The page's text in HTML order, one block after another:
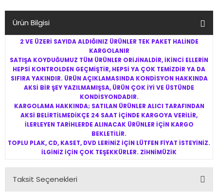
Ürün Bilgisi
2 VE ÜZERİ SAYIDA ALDIĞINIZ ÜRÜNLER TEK PAKET HALİNDE
KARGOLANIR
SATIŞA KOYDUĞUMUZ TÜM ÜRÜNLER ORİJİNALDİR, İKİNCİ ELLERİN
HEPSİ KONTROLDEN GEÇMİŞTİR, HEPSİ YA ÇOK TEMİZDİR YA DA
SIFIRA YAKINDIR. ÜRÜN AÇIKLAMASINDA KONDİSYON HAKKINDA
AKSİ BİR ŞEY YAZILMAMIŞSA, ÜRÜN ÇOK İYİ VE ÜSTÜNDE
KONDİSYONDADIR.
KARGOLAMA HAKKINDA; SATILAN ÜRÜNLER ALICI TARAFINDAN
AKSİ BELİRTİLMEDİKÇE 24 SAAT İÇİNDE KARGOYA VERİLİR,
İLERLEYEN TARİHLERDE ALINACAK ÜRÜNLER İÇİN KARGO
BEKLETİLİR.
TOPLU PLAK, CD, KASET, DVD LERİNİZ İÇİN LÜTFEN FİYAT İSTEYİNİZ.
İLGİNİZ İÇİN ÇOK TEŞEKKÜRLER. ZİHNİMÜZİK
Taksit Seçenekleri